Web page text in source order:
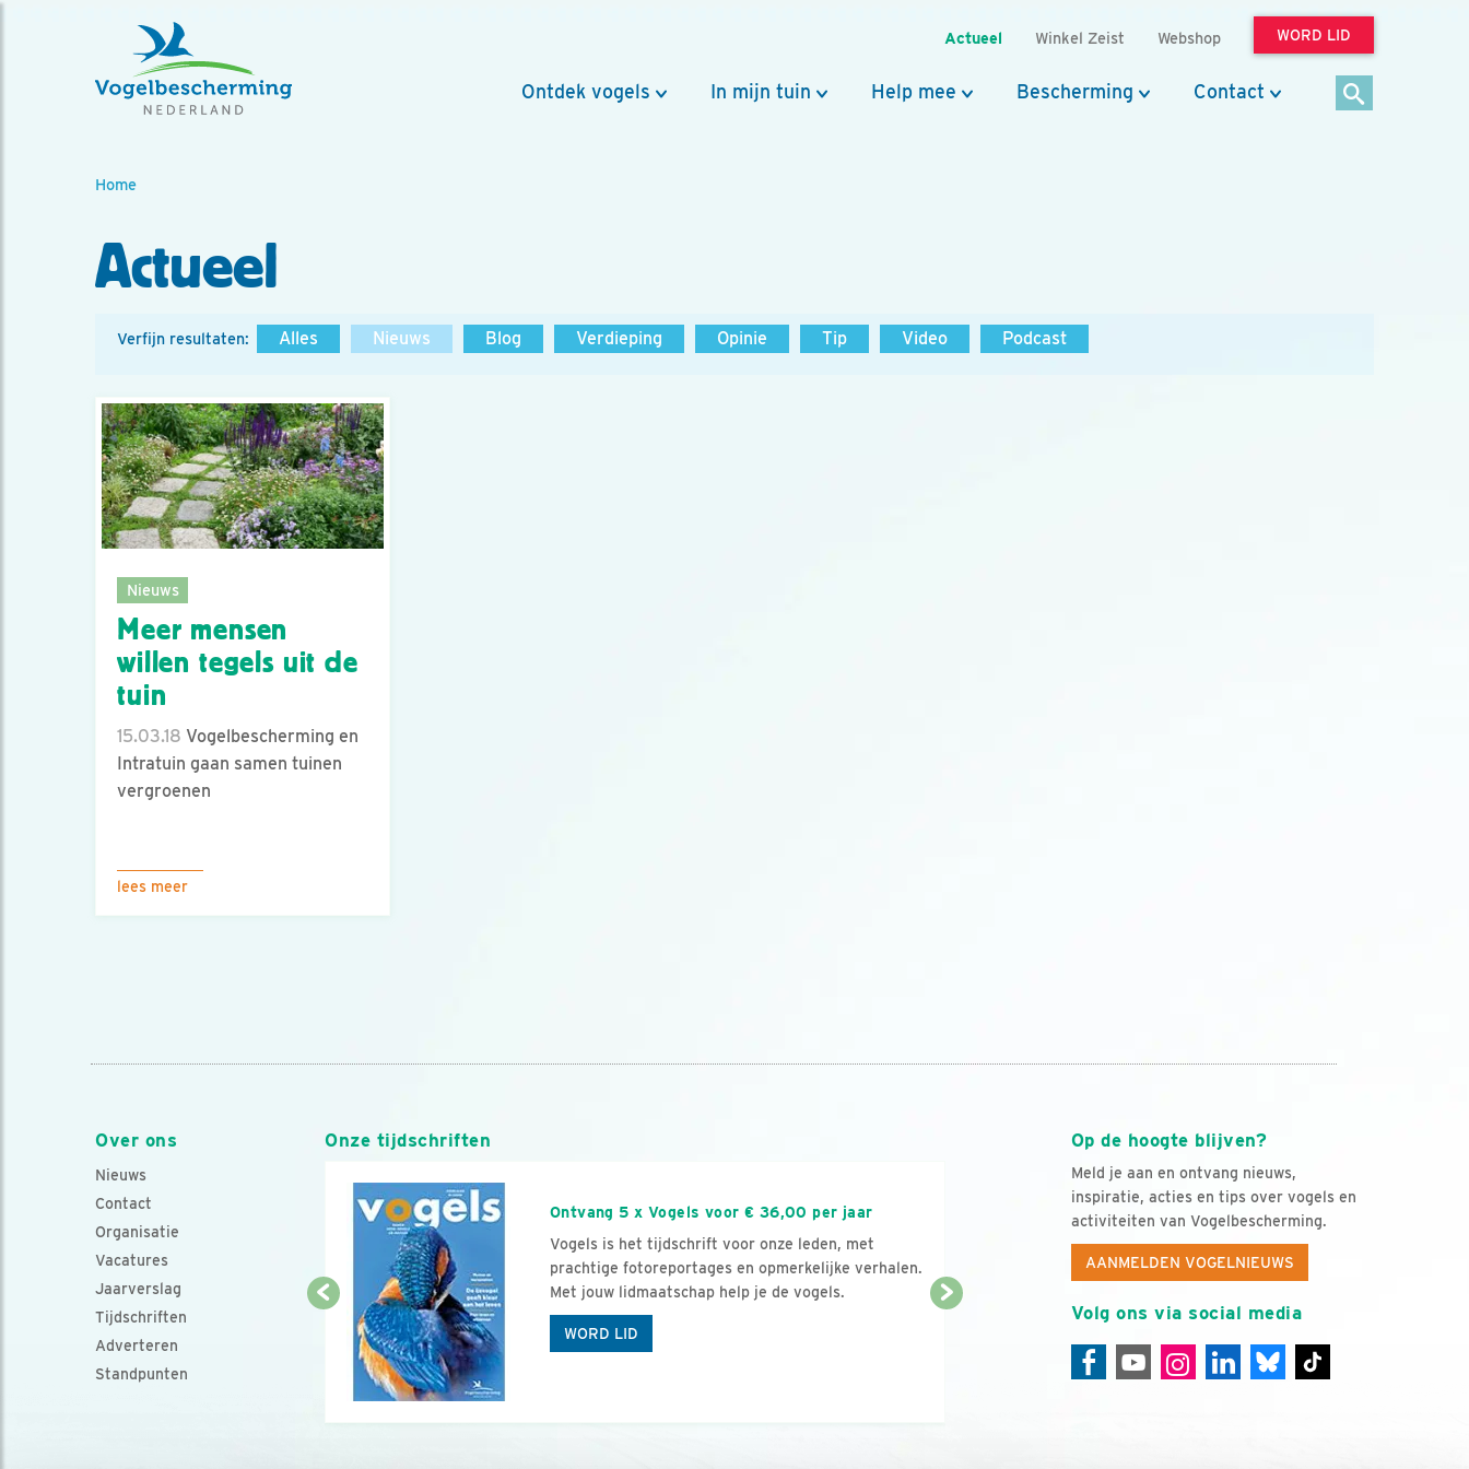
Actueel Winkel Zeist Webshop WORD LID
Ontdek vogels In mijn tuin Help mee Bescherming Contact
Home
Actueel
Verfijn resultaten: Alles Nieuws Blog Verdieping Opinie Tip Video Podcast
Nieuws
Meer mensen
willen tegels uit de
tuin
15.03.18 Vogelbescherming en
Intratuin gaan samen tuinen
vergroenen
lees meer
Over ons
Nieuws
Contact
Organisatie
Vacatures
Jaarverslag
Tijdschriften
Adverteren
Standpunten
Op de hoogte blijven?
Meld je aan en ontvang nieuws,
inspiratie, acties en tips over vogels en
activiteiten van Vogelbescherming.
AANMELDEN VOGELNIEUWS
Volg ons via social media
Onze tijdschriften
Ontvang 5 x Vogels voor € 36,00 per jaar
Vogels is het tijdschrift voor onze leden, met
prachtige fotoreportages en opmerkelijke verhalen.
Met jouw lidmaatschap help je de vogels.
WORD LID